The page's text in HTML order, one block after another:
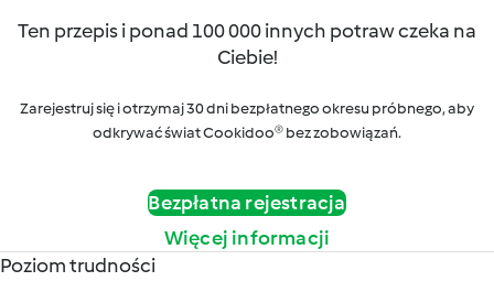
Ten przepis i ponad 100 000 innych potraw czeka na
Ciebie!
Zarejestruj się i otrzymaj 30 dni bezpłatnego okresu próbnego, aby
odkrywać świat Cookidoo® bez zobowiązań.
Bezpłatna rejestracja
Więcej informacji
Poziom trudności